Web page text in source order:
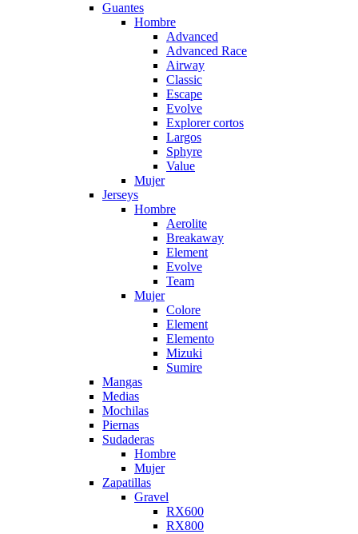
Guantes
Hombre
Advanced
Advanced Race
Airway
Classic
Escape
Evolve
Explorer cortos
Largos
Sphyre
Value
Mujer
Jerseys
Hombre
Aerolite
Breakaway
Element
Evolve
Team
Mujer
Colore
Element
Elemento
Mizuki
Sumire
Mangas
Medias
Mochilas
Piernas
Sudaderas
Hombre
Mujer
Zapatillas
Gravel
RX600
RX800